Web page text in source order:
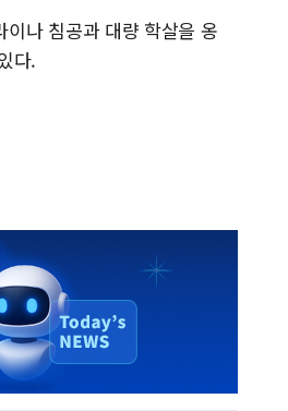
나 침공과 대량 학살을 옹
다.